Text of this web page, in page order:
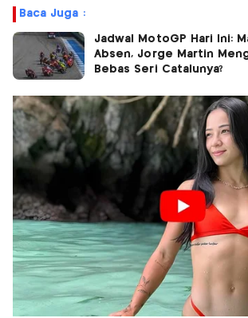
Baca Juga :
Jadwal MotoGP Hari Ini:
Absen, Jorge Martin
Bebas Seri Catalunya?